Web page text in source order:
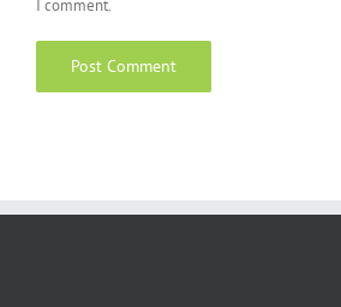
I comment.